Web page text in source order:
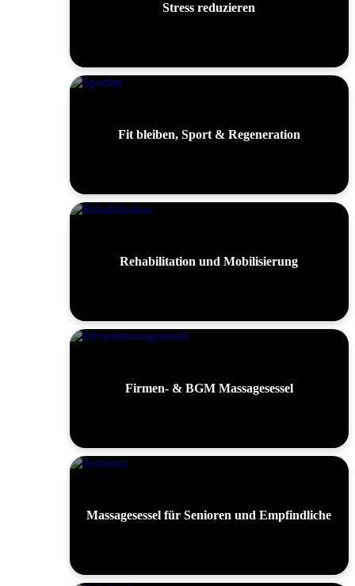
Stress reduzieren
Fit bleiben, Sport & Regeneration
Rehabilitation und Mobilisierung
Firmen- & BGM Massagesessel
Massagesessel für Senioren und Empfindliche